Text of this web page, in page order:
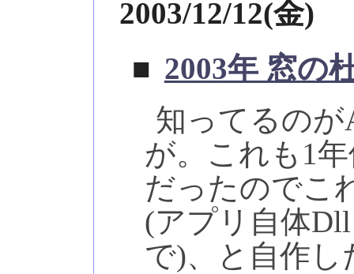
2003/12/12(金)
■ 2003年 窓の
知ってるのが
が。これも1
だったのでこ
(アプリ自体
で)、と自作